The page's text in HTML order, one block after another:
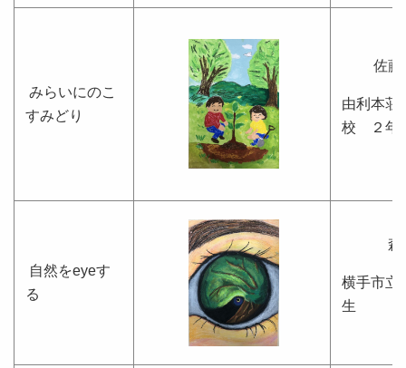
みらいにのこ
すみどり
佐
由利本荘
校 ２年
自然をeyeす
る
横手市
生